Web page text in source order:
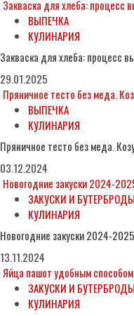
Закваска для хлеба: процесс
ВЫПЕЧКА
КУЛИНАРИЯ
Закваска для хлеба: процесс
29.01.2025
Пряничное тесто без меда.
ВЫПЕЧКА
КУЛИНАРИЯ
Пряничное тесто без меда.
03.12.2024
Новогодние закуски 2024-
ЗАКУСКИ И БУТЕРБРОДЫ
КУЛИНАРИЯ
Новогодние закуски 2024-2025
13.11.2024
Яйца пашот удобным
ЗАКУСКИ И БУТЕРБРОДЫ
КУЛИНАРИЯ